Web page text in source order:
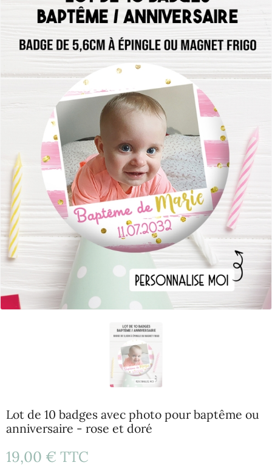
Lot de 10 badges avec photo pour baptême ou
anniversaire - rose et doré
19,00 € TTC